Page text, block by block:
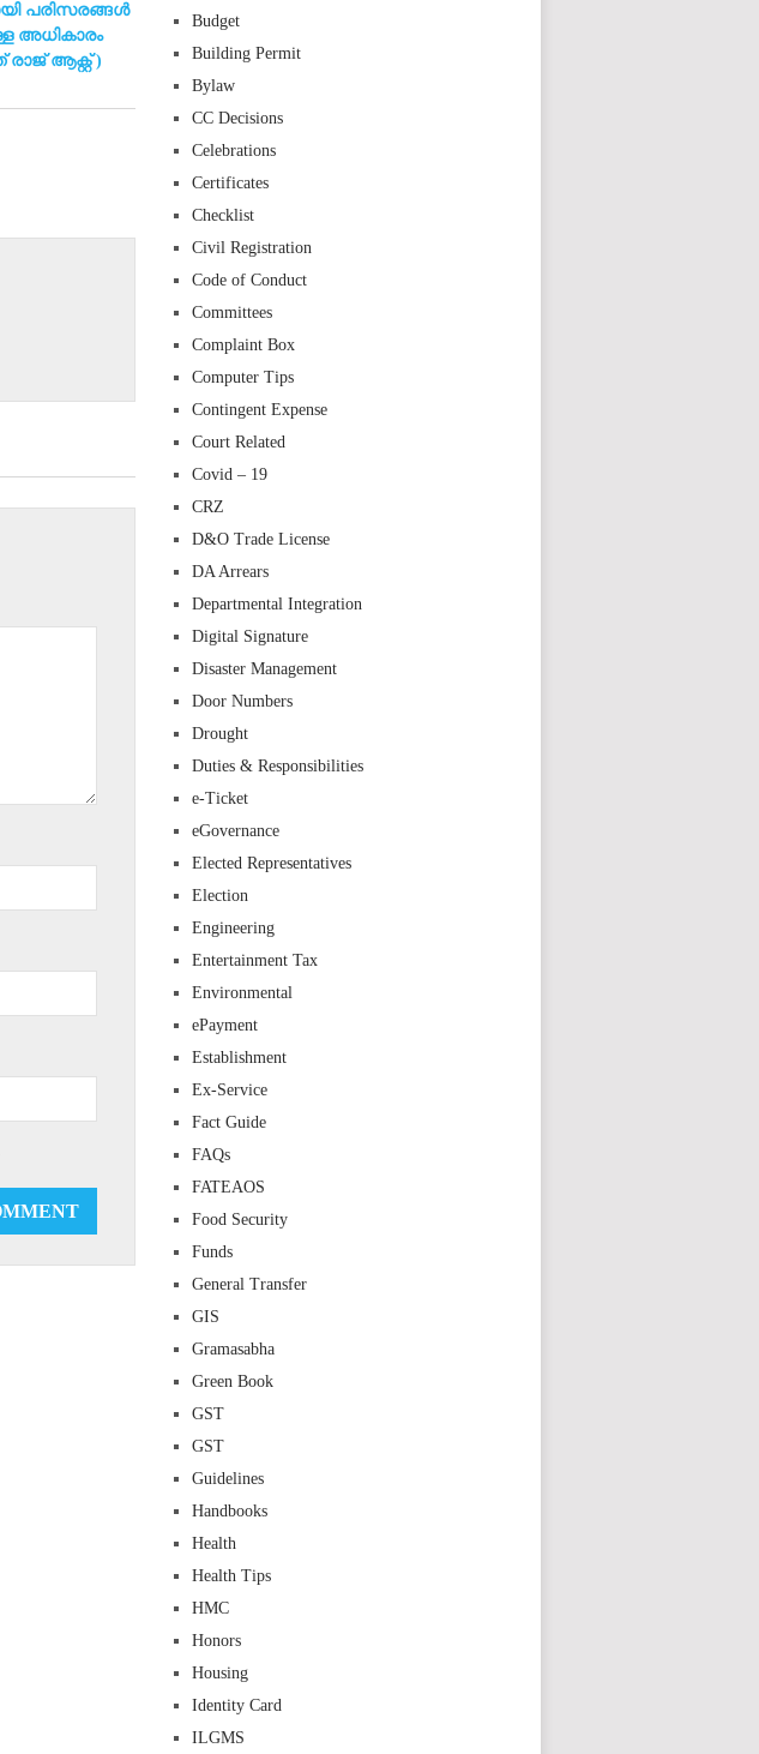
പരിസരങ്ങൾ
അധികാരം
ആക്റ്റ് )
Budget
Building Permit
Bylaw
CC Decisions
Celebrations
Certificates
Checklist
Civil Registration
Code of Conduct
Committees
Complaint Box
Computer Tips
Contingent Expense
Court Related
Covid – 19
CRZ
D&O Trade License
DA Arrears
Departmental Integration
Digital Signature
Disaster Management
Door Numbers
Drought
Duties & Responsibilities
e-Ticket
eGovernance
Elected Representatives
Election
Engineering
Entertainment Tax
Environmental
ePayment
Establishment
Ex-Service
Fact Guide
FAQs
FATEAOS
Food Security
Funds
General Transfer
GIS
Gramasabha
Green Book
GST
GST
Guidelines
Handbooks
Health
Health Tips
HMC
Honors
Housing
Identity Card
ILGMS